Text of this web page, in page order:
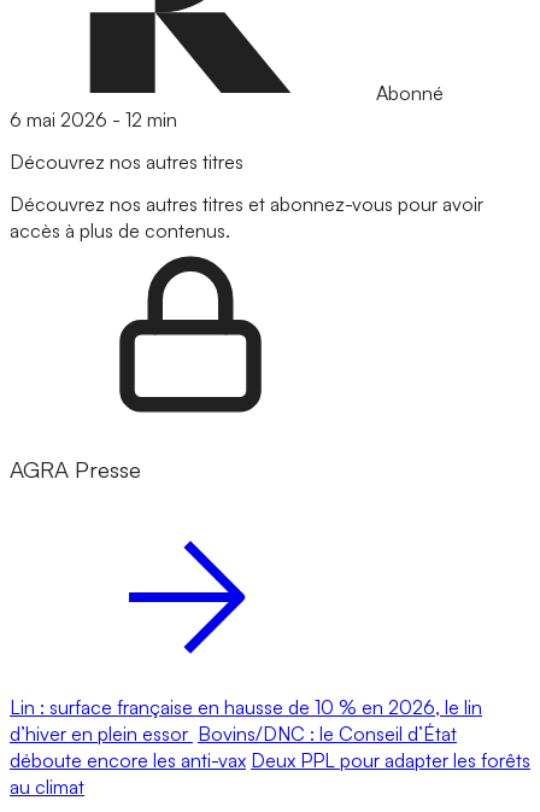
Abonné
6 mai 2026 - 12 min
Découvrez nos autres titres
Découvrez nos autres titres et abonnez-vous pour avoir
accès à plus de contenus.
AGRA Presse
Lin : surface française en hausse de 10 % en 2026, le lin
d’hiver en plein essor Bovins/DNC : le Conseil d’État
déboute encore les anti-vax Deux PPL pour adapter les forêts
au climat